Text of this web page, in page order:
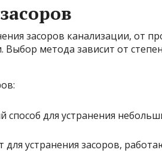
засоров канализации, от
метода зависит от
для устранения
для устранения засоров,